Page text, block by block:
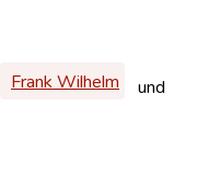
Frank Wilhelm
und